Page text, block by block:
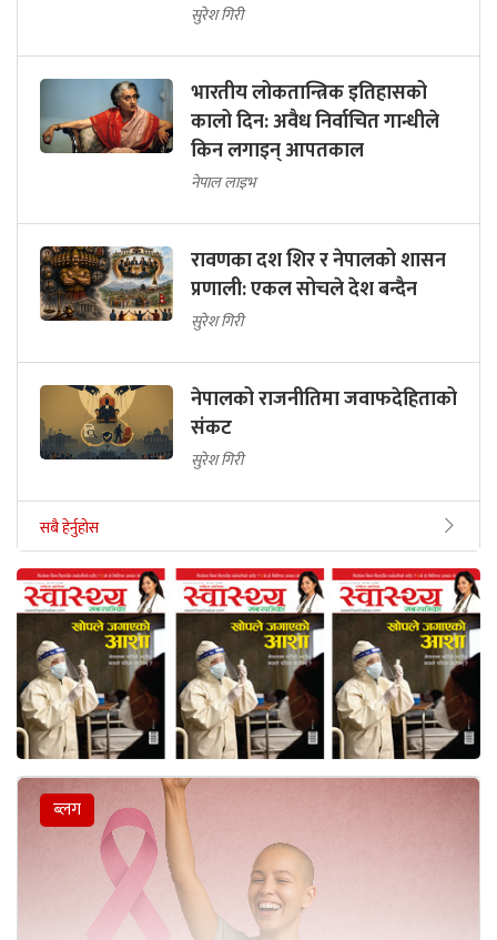
सुरेश गिरी
भारतीय लोकतान्त्रिक इतिहासको
कालो दिन: अवैध निर्वाचित गान्धीले
किन लगाइन् आपतकाल
नेपाल लाइभ
रावणका दश शिर र नेपालको शासन
प्रणाली: एकल सोचले देश बन्दैन
सुरेश गिरी
नेपालको राजनीतिमा जवाफदेहिताको
संकट
सुरेश गिरी
सबै हेर्नुहोस
ब्लग